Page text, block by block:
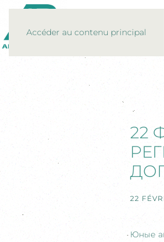
Accéder au contenu principal
22
22
Юные